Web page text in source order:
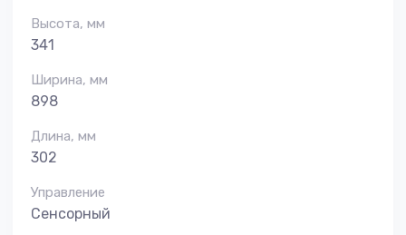
Высота, мм
341
Ширина, мм
898
Длина, мм
302
Управление
Сенсорный